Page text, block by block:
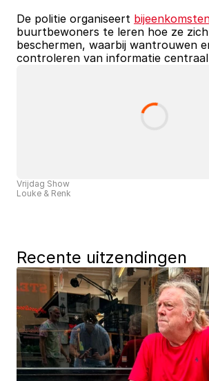
De politie organiseert
buurtbewoners te leren hoe ze
beschermen, waarbij wantrouwen
controleren van informatie
Vrijdag Show
Louke & Renk
Recente uitzendingen